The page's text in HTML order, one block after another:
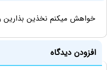
خواهش ميكنم نخذين
افزودن دیدگاه